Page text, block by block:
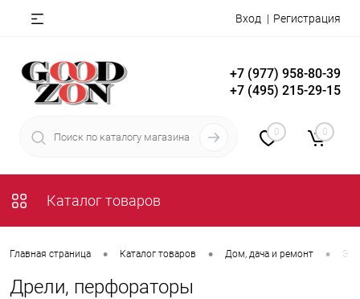
Вход Регистрация
+7 (977) 958-80-39
+7 (495) 215-29-15
0 0
Каталог товаров
Главная страница • Каталог товаров • Дом, дача и ремонт •
Дрели, перфораторы